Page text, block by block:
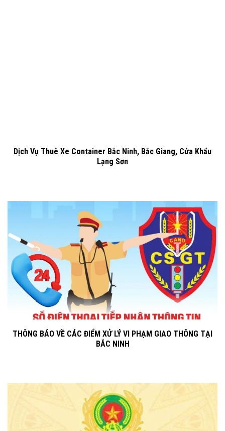
Dịch Vụ Thuê Xe Container Bắc Ninh, Bắc Giang, Cửa Khẩu
Lạng Sơn
THÔNG BÁO VỀ CÁC ĐIỂM XỬ LÝ VI PHẠM GIAO THÔNG TẠI
BẮC NINH